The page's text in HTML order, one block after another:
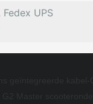
Fedex UPS